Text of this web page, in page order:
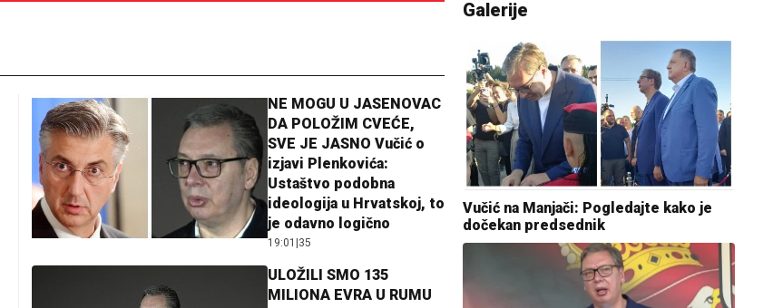
NE MOGU U JASENOVAC
DA POLOŽIM CVEĆE,
SVE JE JASNO Vučić o
izjavi Plenkovića:
Ustaštvo podobna
ideologija u Hrvatskoj, to
je odavno logično
19:01 35
ULOŽILI SMO 135
MILIONA EVRA U RUMU
Galerije
Vučić na Manjači: Pogledajte kako je
dočekan predsednik